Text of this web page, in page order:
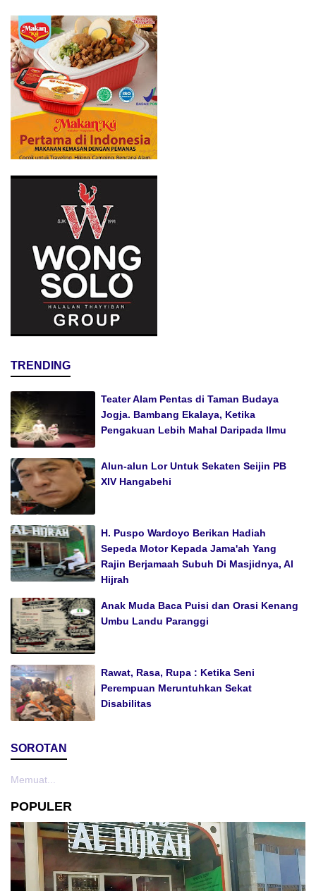
TRENDING
Teater Alam Pentas di Taman Budaya
Jogja. Bambang Ekalaya, Ketika
Pengakuan Lebih Mahal Daripada Ilmu
Alun-alun Lor Untuk Sekaten Seijin PB
XIV Hangabehi
H. Puspo Wardoyo Berikan Hadiah
Sepeda Motor Kepada Jama'ah Yang
Rajin Berjamaah Subuh Di Masjidnya, Al
Hijrah
Anak Muda Baca Puisi dan Orasi Kenang
Umbu Landu Paranggi
Rawat, Rasa, Rupa : Ketika Seni
Perempuan Meruntuhkan Sekat
Disabilitas
SOROTAN
Memuat...
POPULER